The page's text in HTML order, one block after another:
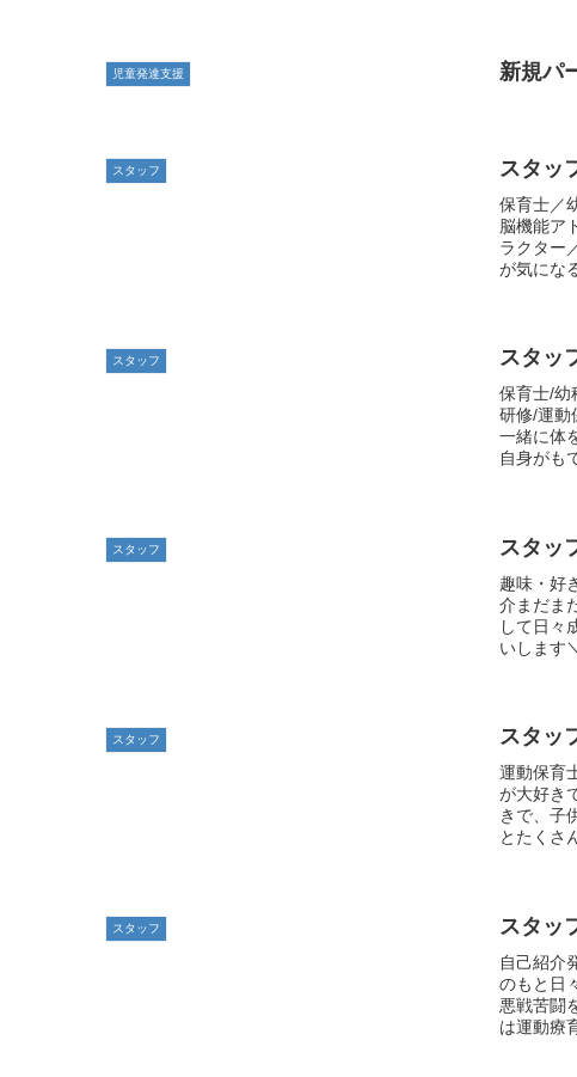
児童発達支援 新規パ
スタッフ スタッ
保育士／
脳機能ア
ラクター
が気にな
スタッフ スタッ
保育士/幼
研修/運動
一緒に体
自身がも
スタッフ スタッ
趣味・好
介まだま
して日々
いします
スタッフ スタッ
運動保育
が大好き
きで、子
とたくさ
スタッフ スタッ
自己紹介
のもと日
悪戦苦闘
は運動療